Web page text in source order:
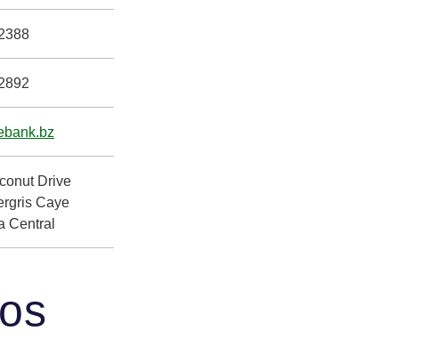
Drive
Caye
Central